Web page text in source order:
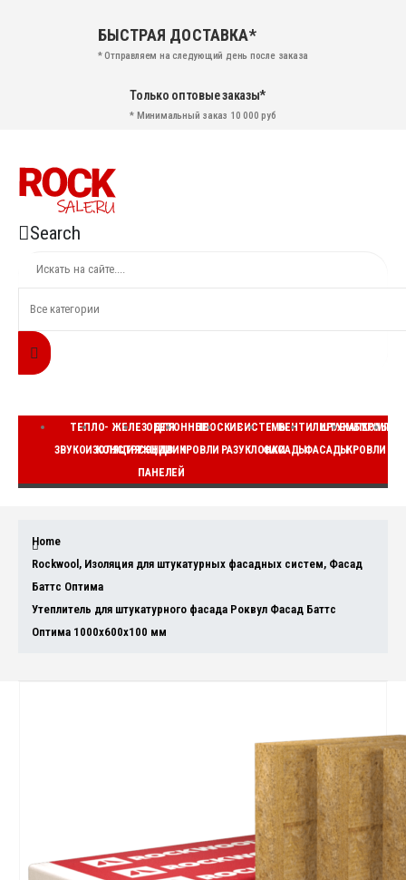
БЫСТРАЯ ДОСТАВКА*
* Отправляем на следующий день после заказа
Только оптовые заказы*
* Минимальный заказ 10 000 руб
Search
ТЕПЛО-
ЗВУКОИЗОЛЯЦИЯ
ЖЕЛЕЗОБЕТОННЫЕ
КОНСТРУКЦИИ
ДЛЯ
СЭНДВИЧ
ПАНЕЛЕЙ
ПЛОСКИЕ
КРОВЛИ
СИСТЕМЫ
РАЗУКЛОНКИ
ВЕНТИЛИРУЕМЫЕ
ФАСАДЫ
ШТУКАТУРНЫЕ
ФАСАДЫКРОВЛИ
Home
Rockwool , Изоляция для штукатурных фасадных систем, Фасад
Баттс Оптима
Утеплитель для штукатурного фасада Роквул Фасад Баттс
Оптима 1000x600x100 мм